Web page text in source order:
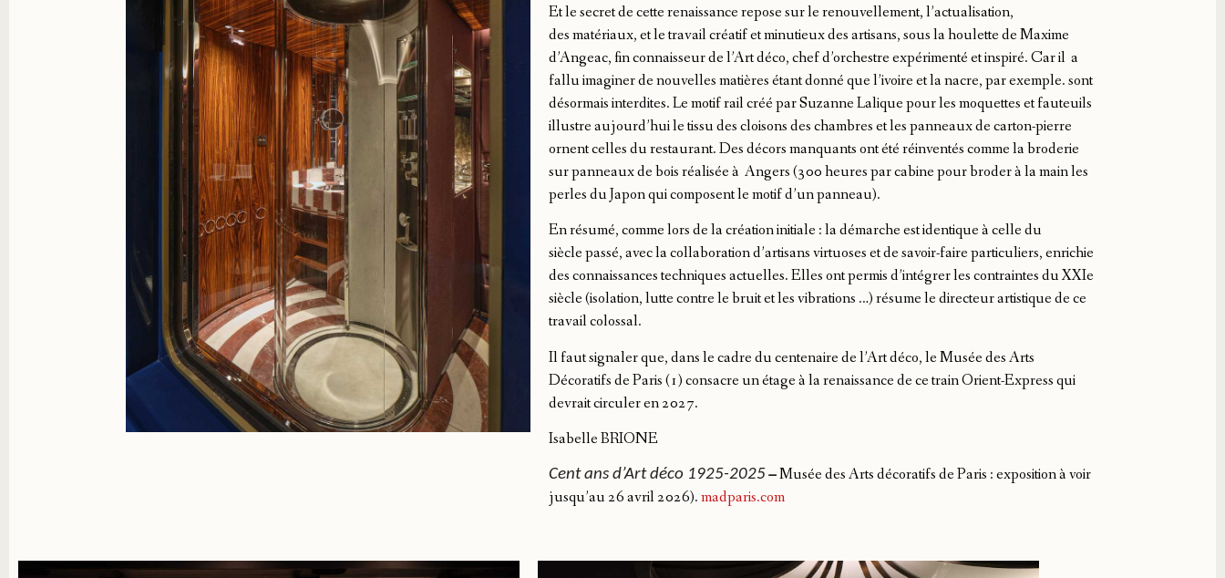
Et le secret de cette renaissance repose sur le renouvellement, l’actualisation,
des matériaux, et le travail créatif et minutieux des artisans, sous la houlette de Maxime
d’Angeac, fin connaisseur de l’Art déco, chef d’orchestre expérimenté et inspiré. Car il a
fallu imaginer de nouvelles matières étant donné que l’ivoire et la nacre, par exemple. sont
désormais interdites. Le motif rail créé par Suzanne Lalique pour les moquettes et fauteuils
illustre aujourd’hui le tissu des cloisons des chambres et les panneaux de carton-pierre
ornent celles du restaurant. Des décors manquants ont été réinventés comme la broderie
sur panneaux de bois réalisée à Angers (300 heures par cabine pour broder à la main les
perles du Japon qui composent le motif d’un panneau).
En résumé, comme lors de la création initiale : la démarche est identique à celle du
siècle passé, avec la collaboration d’artisans virtuoses et de savoir-faire particuliers, enrichie
des connaissances techniques actuelles. Elles ont permis d’intégrer les contraintes du XXIe
siècle (isolation, lutte contre le bruit et les vibrations …) résume le directeur artistique de ce
travail colossal.
Il faut signaler que, dans le cadre du centenaire de l’Art déco, le Musée des Arts
Décoratifs de Paris (1) consacre un étage à la renaissance de ce train Orient-Express qui
devrait circuler en 2027.
Isabelle BRIONE
Cent ans d’Art déco 1925-2025–Musée des Arts décoratifs de Paris : exposition à voir
jusqu’au 26 avril 2026).madparis.com